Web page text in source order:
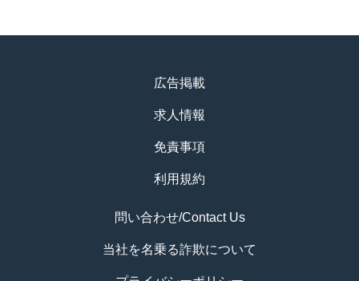
広告掲載
求人情報
免責事項
利用規約
問い合わせ/Contact Us
当社を名乗る詐欺について